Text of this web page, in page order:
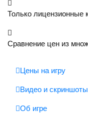
Только лицензионные
Сравнение цен из
Цены на игру
Видео и скриншоты
Об игре